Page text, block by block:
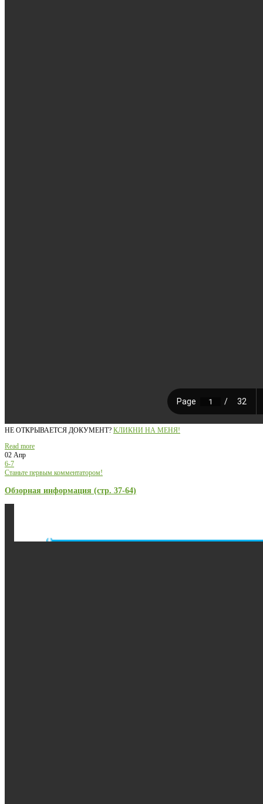
НЕ ОТКРЫВАЕТСЯ ДОКУМЕНТ? КЛИКНИ НА МЕНЯ!
Read more
02 Апр
6-7
Станьте первым комментатором!
Обзорная информация (стр. 37-64)